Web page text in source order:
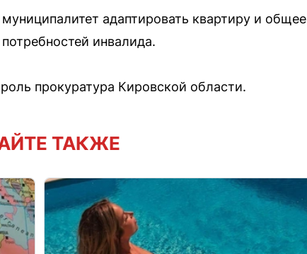
адаптировать квартиру и общее
инвалида.
прокуратура Кировской области.
ТАКЖЕ